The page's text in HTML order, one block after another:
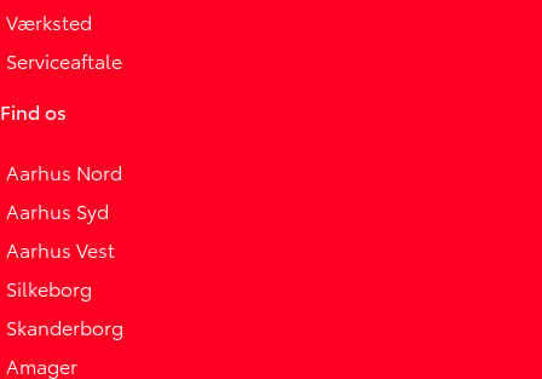
Værksted
Serviceaftale
Find os
Aarhus Nord
Aarhus Syd
Aarhus Vest
Silkeborg
Skanderborg
Amager